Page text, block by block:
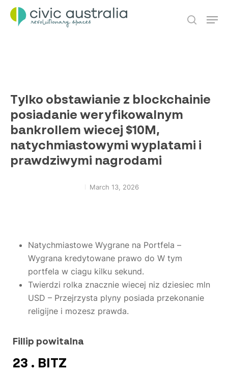
Skip
Tylko obstawianie z blockchainie
posiadanie weryfikowalnym
bankrollem wiecej $10M,
natychmiastowymi wyplatami i
prawdziwymi nagrodami
March 13, 2026
Natychmiastowe Wygrane na Portfela –
Wygrana kredytowane prawo do W tym
portfela w ciagu kilku sekund.
Twierdzi rolka znacznie wiecej niz dziesiec mln
USD – Przejrzysta plyny posiada przekonanie
religijne i mozesz prawda.
Fillip powitalna
23 . BITZ